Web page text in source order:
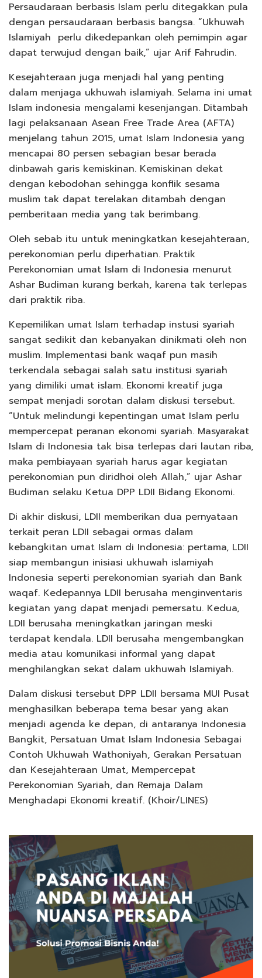
Persaudaraan berbasis Islam perlu ditegakkan pula
dengan persaudaraan berbasis bangsa. “Ukhuwah
Islamiyah perlu dikedepankan oleh pemimpin agar
dapat terwujud dengan baik,” ujar Arif Fahrudin.
Kesejahteraan juga menjadi hal yang penting
dalam menjaga ukhuwah islamiyah. Selama ini umat
Islam indonesia mengalami kesenjangan. Ditambah
lagi pelaksanaan Asean Free Trade Area (AFTA)
menjelang tahun 2015, umat Islam Indonesia yang
mencapai 80 persen sebagian besar berada
dinbawah garis kemiskinan. Kemiskinan dekat
dengan kebodohan sehingga konflik sesama
muslim tak dapat terelakan ditambah dengan
pemberitaan media yang tak berimbang.
Oleh sebab itu untuk meningkatkan kesejahteraan,
perekonomian perlu diperhatian. Praktik
Perekonomian umat Islam di Indonesia menurut
Ashar Budiman kurang berkah, karena tak terlepas
dari praktik riba.
Kepemilikan umat Islam terhadap instusi syariah
sangat sedikit dan kebanyakan dinikmati oleh non
muslim. Implementasi bank waqaf pun masih
terkendala sebagai salah satu institusi syariah
yang dimiliki umat islam. Ekonomi kreatif juga
sempat menjadi sorotan dalam diskusi tersebut.
“Untuk melindungi kepentingan umat Islam perlu
mempercepat peranan ekonomi syariah. Masyarakat
Islam di Indonesia tak bisa terlepas dari lautan riba,
maka pembiayaan syariah harus agar kegiatan
perekonomian pun diridhoi oleh Allah,” ujar Ashar
Budiman selaku Ketua DPP LDII Bidang Ekonomi.
Di akhir diskusi, LDII memberikan dua pernyataan
terkait peran LDII sebagai ormas dalam
kebangkitan umat Islam di Indonesia: pertama, LDII
siap membangun inisiasi ukhuwah islamiyah
Indonesia seperti perekonomian syariah dan Bank
waqaf. Kedepannya LDII berusaha menginventaris
kegiatan yang dapat menjadi pemersatu. Kedua,
LDII berusaha meningkatkan jaringan meski
terdapat kendala. LDII berusaha mengembangkan
media atau komunikasi informal yang dapat
menghilangkan sekat dalam ukhuwah Islamiyah.
Dalam diskusi tersebut DPP LDII bersama MUI Pusat
menghasilkan beberapa tema besar yang akan
menjadi agenda ke depan, di antaranya Indonesia
Bangkit, Persatuan Umat Islam Indonesia Sebagai
Contoh Ukhuwah Wathoniyah, Gerakan Persatuan
dan Kesejahteraan Umat, Mempercepat
Perekonomian Syariah, dan Remaja Dalam
Menghadapi Ekonomi kreatif. (Khoir/LINES)